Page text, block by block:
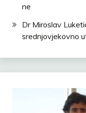
ne
Dr Miroslav
srednjovjekovno